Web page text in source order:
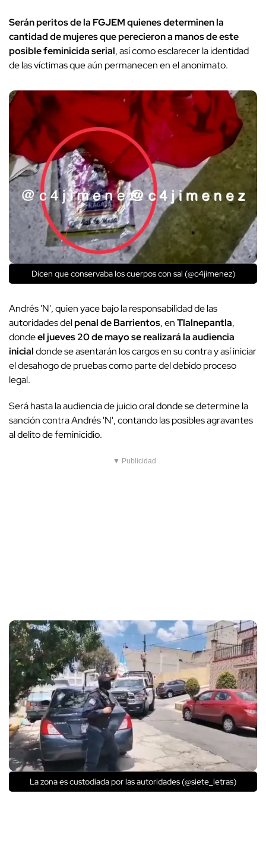
Serán peritos de la FGJEM quienes determinen la
cantidad de mujeres que perecieron a manos de este
posible feminicida serial, así como esclarecer la identidad
de las víctimas que aún permanecen en el anonimato.
Dicen que conservaba los cuerpos con sal (@c4jimenez)
Andrés 'N', quien yace bajo la responsabilidad de las
autoridades delpenal de Barrientos, enTlalnepantla,
dondeel jueves 20 de mayo se realizará la audiencia
inicialdonde se asentarán los cargos en su contra y así iniciar
el desahogo de pruebas como parte del debido proceso
legal.
Será hasta la audiencia de juicio oral donde se determine la
sanción contra Andrés 'N', contando las posibles agravantes
al delito de feminicidio.
▼ Publicidad
La zona es custodiada por las autoridades (@siete_letras)